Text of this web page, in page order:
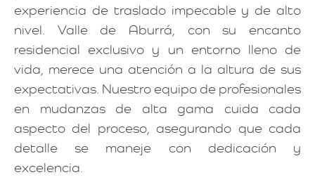
experiencia de traslado impecable y de alto
nivel. Valle de Aburrá, con su encanto
residencial exclusivo y un entorno lleno de
vida, merece una atención a la altura de sus
expectativas. Nuestro equipo de profesionales
en mudanzas de alta gama cuida cada
aspecto del proceso, asegurando que cada
detalle se maneje con dedicación y
excelencia.